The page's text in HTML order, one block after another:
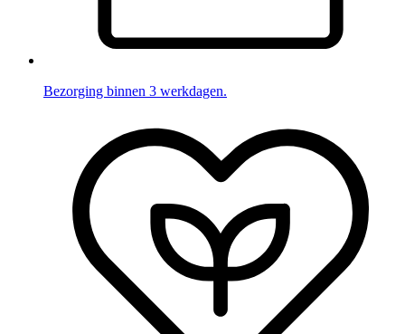
Bezorging binnen 3 werkdagen.